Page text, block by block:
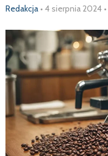
Redakcja • 4 sierpnia 2024•